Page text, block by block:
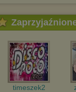
timeszek2